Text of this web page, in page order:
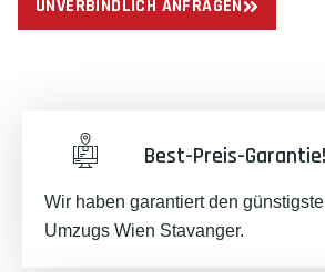
UNVERBINDLICH ANFRAGEN
Best-Preis-Garantie!
Wir haben garantiert den
Umzugs Wien Stavanger.